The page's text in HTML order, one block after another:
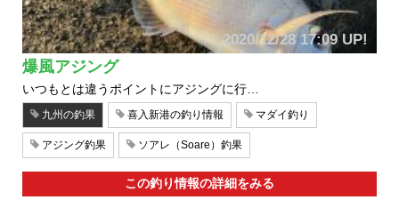
2020/12/28 17:09 UP!
爆風アジング
いつもとは違うポイントにアジングに行…
九州の釣果 喜入新港の釣り情報 マダイ釣り
アジング釣果 ソアレ（Soare）釣果
この釣り情報の詳細をみる